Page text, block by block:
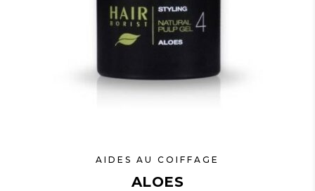
AIDES AU COIFFAGE
ALOES